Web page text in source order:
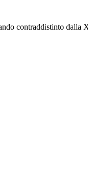
contraddistinto